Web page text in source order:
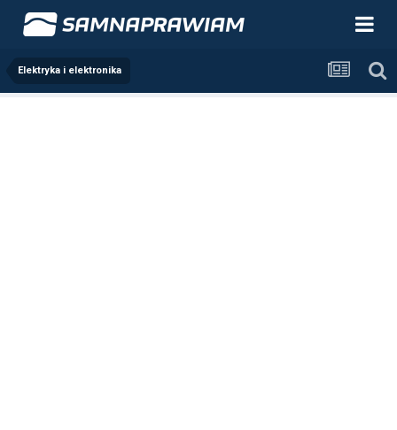
Elektryka i elektronika